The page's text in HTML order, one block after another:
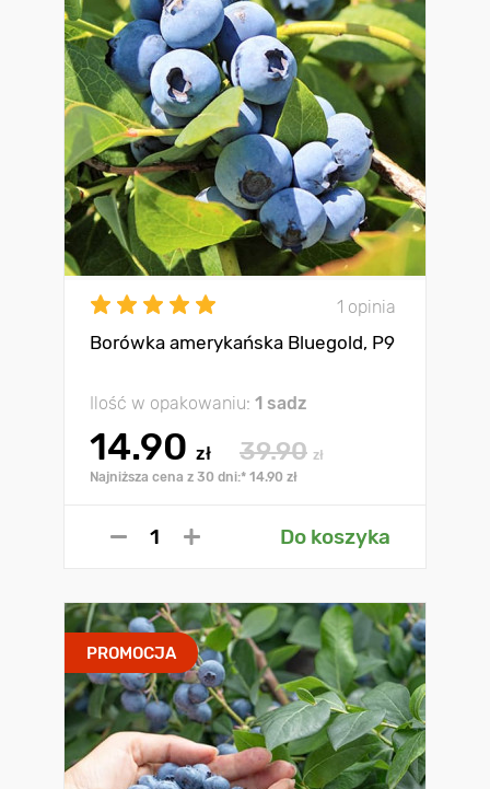
1 opinia
Borówka amerykańska Bluegold, P9
Ilość w opakowaniu: 1 sadz
14.90 zł 39.90 zł
Najniższa cena z 30 dni:* 14.90 zł
Do koszyka
PROMOCJA